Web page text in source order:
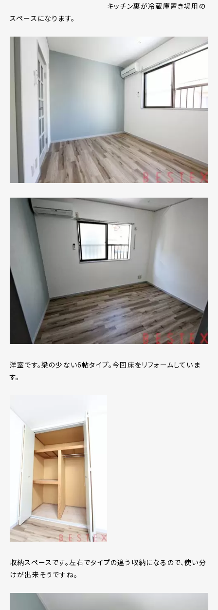
キッチン裏が冷蔵庫置き場用の
スペースになります。
洋室です。梁の少ない6帖タイプ。今回床をリフォームしていま
す。
収納スペースです。左右でタイプの違う収納になるので、使い分
けが出来そうですね。